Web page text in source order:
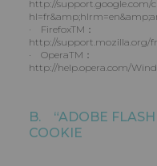
http://support.google.com/
· FirefoxTM：
http://support.mozilla.org/fr/
· OperaTM：
http://help.opera.com/
B. “ADOBE FLASH
COOKIE